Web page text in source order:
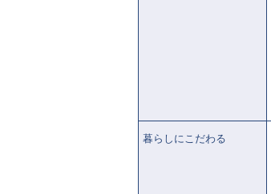
暮らしにこだわる